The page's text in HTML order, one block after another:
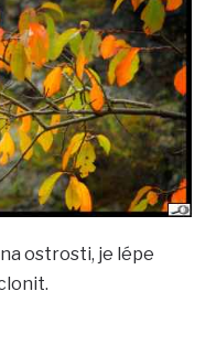
ostrosti, je lépe